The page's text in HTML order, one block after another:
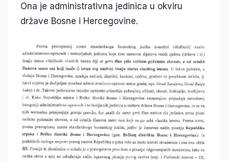
Ona je administrativna jedinica u okviru
države Bosne i Hercegovine.